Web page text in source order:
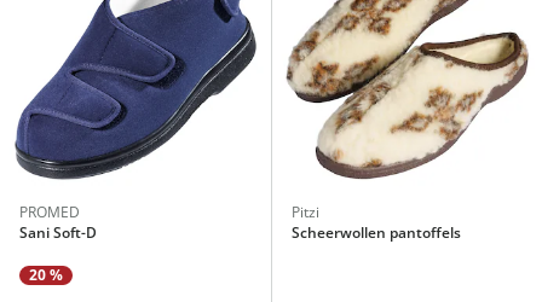
PROMED
Sani Soft-D
20 %
Pitzi
Scheerwollen pantoffels